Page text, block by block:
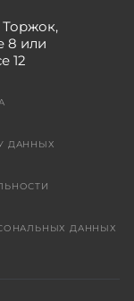
Торжок,
8 или
12
ДАННЫХ
ДАННЫХ